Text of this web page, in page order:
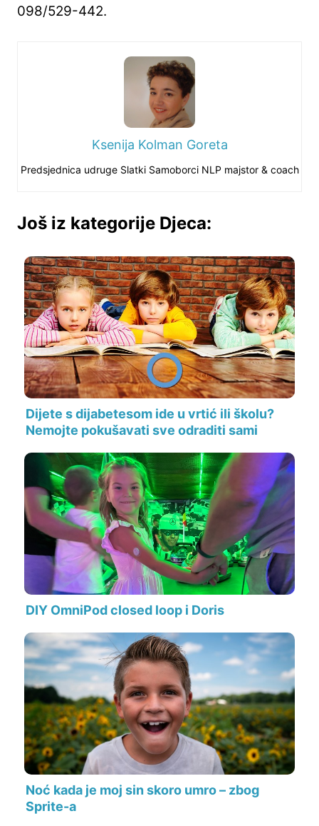
098/529-442.
Ksenija Kolman Goreta
Predsjednica udruge Slatki Samoborci NLP majstor & coach
Još iz kategorije Djeca:
Dijete s dijabetesom ide u vrtić ili školu?
Nemojte pokušavati sve odraditi sami
DIY OmniPod closed loop i Doris
Noć kada je moj sin skoro umro – zbog
Sprite-a